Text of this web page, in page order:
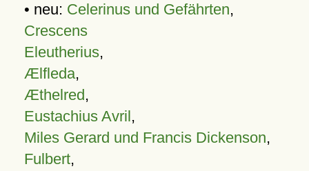
• neu: Celerinus und Gefährten,
Crescens
Eleutherius,
Ælfleda,
Æthelred,
Eustachius Avril,
Miles Gerard und Francis Dickenson,
Fulbert,